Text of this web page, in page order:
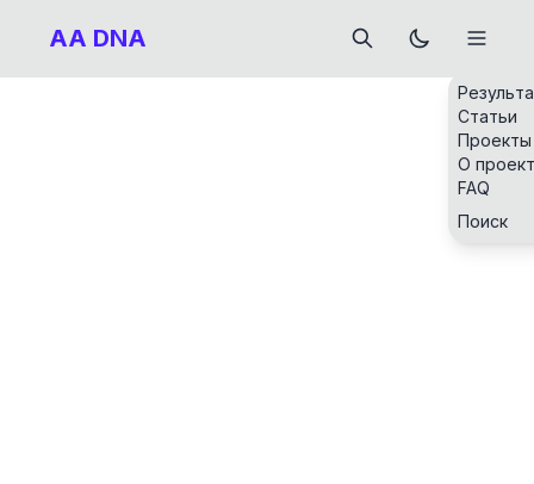
AA DNA
Статьи
Проекты
О
FAQ
Поиск